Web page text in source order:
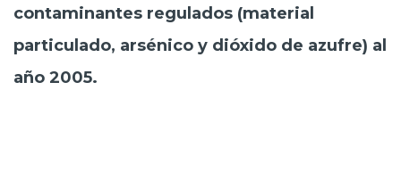
contaminantes regulados (material
particulado, arsénico y dióxido de azufre) al
año 2005.